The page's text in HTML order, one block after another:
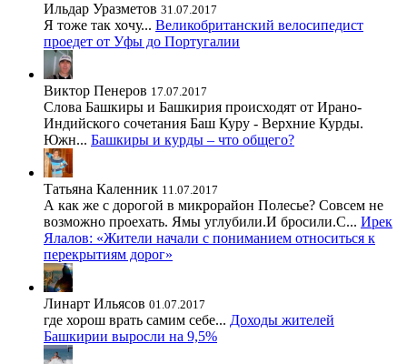
Ильдар Уразметов 31.07.2017
Я тоже так хочу... Великобританский велосипедист
проедет от Уфы до Португалии
Виктор Пенеров 17.07.2017
Слова Башкиры и Башкирия происходят от Ирано-
Индийского сочетания Баш Куру - Верхние Курды.
Южн... Башкиры и курды – что общего?
Татьяна Каленник 11.07.2017
А как же с дорогой в микрорайон Полесье? Совсем не
возможно проехать. Ямы углубили.И бросили.С... Ирек
Ялалов: «Жители начали с пониманием относиться к
перекрытиям дорог»
Линарт Ильясов 01.07.2017
где хорош врать самим себе... Доходы жителей
Башкирии выросли на 9,5%